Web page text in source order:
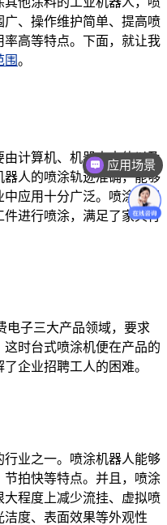
、操作维护简单、提高喷
高等特点。下面，就让我
围。
计算机、机器人本体以及
人的喷涂轨迹准确，能够
应用十分广泛。喷涂机器
进行喷涂，满足了家具行
电子三大产品领域，要求
时台式喷涂机便在产品的
企业招聘工人的困难。
业之一。喷涂机器人能够
拍快等特点。并且，喷涂
程度上减少流挂、虚拟喷
度、表面效果等外观性
应用场景